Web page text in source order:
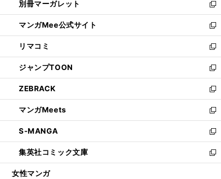
く
で
開
く
ィ
ン
ド
ウ
で
開
く
い
ウ
ィ
ン
ド
ウ
で
開
く
別冊マーガレット
新
し
い
ウ
ィ
ン
ド
ウ
で
開
く
マンガMee公式サイト
新
し
い
ウ
ィ
ン
ド
ウ
で
開
く
リマコミ
新
し
い
ウ
ィ
ン
ド
ウ
で
開
く
ジャンプTOON
新
し
い
ウ
ィ
ン
ド
ウ
で
開
ZEBRACK
新
し
い
ウ
ィ
ン
ド
ウ
マンガMeets
新
し
い
ウ
ィ
ン
S-MANGA
新
し
い
ウ
集英社コミック文庫
新
し
女性マンガ